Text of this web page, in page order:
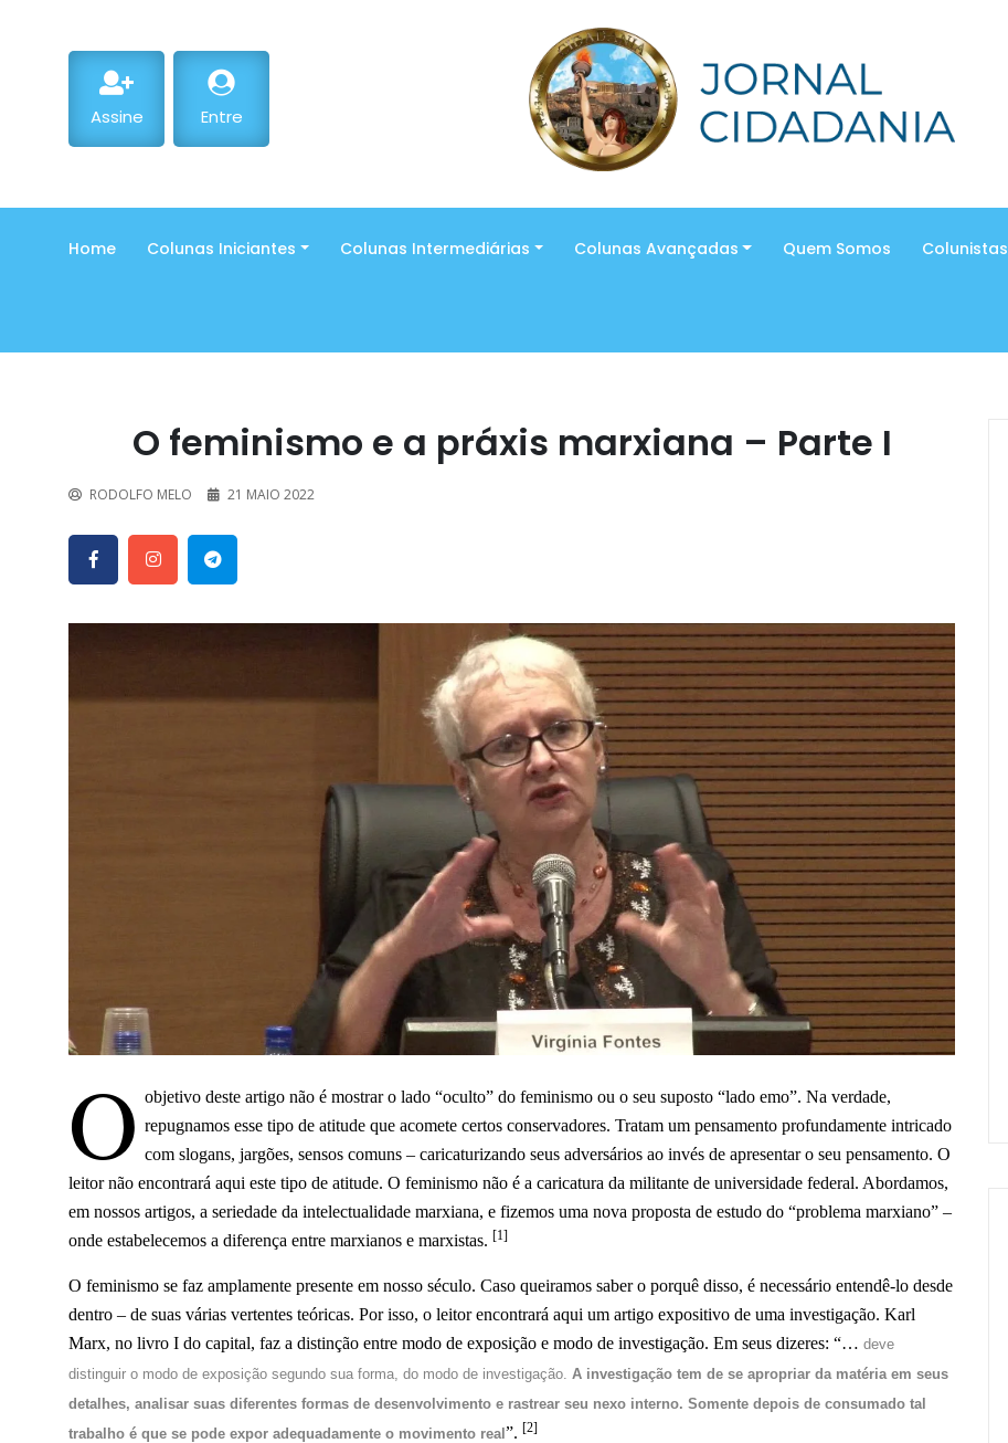
Assine Entre
Home Colunas Iniciantes Colunas Intermediárias Colunas Avançadas Quem Somos Colunistas
O feminismo e a práxis marxiana – Parte I
RODOLFO MELO 21 MAIO 2022
O objetivo deste artigo não é mostrar o lado “oculto” do feminismo ou o seu suposto “lado emo”. Na verdade,
repugnamos esse tipo de atitude que acomete certos conservadores. Tratam um pensamento profundamente intricado
com slogans, jargões, sensos comuns – caricaturizando seus adversários ao invés de apresentar o seu pensamento. O
leitor não encontrará aqui este tipo de atitude. O feminismo não é a caricatura da militante de universidade federal. Abordamos,
em nossos artigos, a seriedade da intelectualidade marxiana, e fizemos uma nova proposta de estudo do “problema marxiano” –
onde estabelecemos a diferença entre marxianos e marxistas. [1]
O feminismo se faz amplamente presente em nosso século. Caso queiramos saber o porquê disso, é necessário entendê-lo desde
dentro – de suas várias vertentes teóricas. Por isso, o leitor encontrará aqui um artigo expositivo de uma investigação. Karl
Marx, no livro I do capital, faz a distinção entre modo de exposição e modo de investigação. Em seus dizeres: “… deve
distinguir o modo de exposição segundo sua forma, do modo de investigação. A investigação tem de se apropriar da matéria em seus
detalhes, analisar suas diferentes formas de desenvolvimento e rastrear seu nexo interno. Somente depois de consumado tal
trabalho é que se pode expor adequadamente o movimento real”. [2]